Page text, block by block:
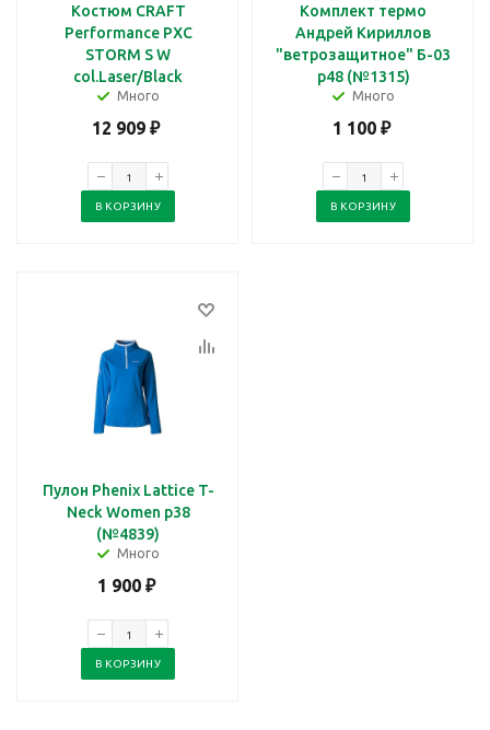
Костюм CRAFT
Performance PXC
STORM S W
col.Laser/Black
Много
12 909 ₽
В КОРЗИНУ
Комплект термо
Андрей Кириллов
"ветрозащитное" Б-03
р48 (№1315)
Много
1 100₽
В КОРЗИНУ
Пулон Phenix Lattice T-
Neck Women p38
(№4839)
Много
1 900₽
В КОРЗИНУ